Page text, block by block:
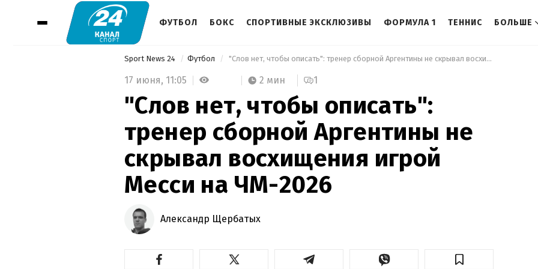
ФУТБОЛ БОКС СПОРТИВНЫЕ ЭКСКЛЮЗИВЫ ФОРМУЛА 1 ТЕННИС БОЛЬШЕ
Sport News 24 Футбол "Слов нет, чтобы описать": тренер сборной Аргентины не скрывал восхищения игрой Месси на ЧМ-2026
17 июня, 11:05 2 мин 1
"Слов нет, чтобы описать":
тренер сборной Аргентины не
скрывал восхищения игрой
Месси на ЧМ-2026
Александр Щербатых